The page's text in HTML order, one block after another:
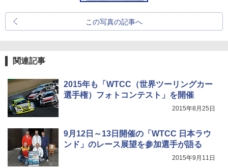
この写真の記事へ
関連記事
2015年も「WTCC（世界ツーリングカー
選手権）フォトコンテスト」を開催
2015年8月25日
9月12日～13日開催の「WTCC 日本ラウ
ンド」のレース展望を参加選手が語る
2015年9月11日